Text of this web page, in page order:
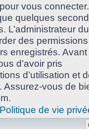
vous connecter.
quelques
L’administrateur du
des permissions
enregistrés.
d’avoir pris
d’utilisation et
Assurez-vous de
Politique de vie